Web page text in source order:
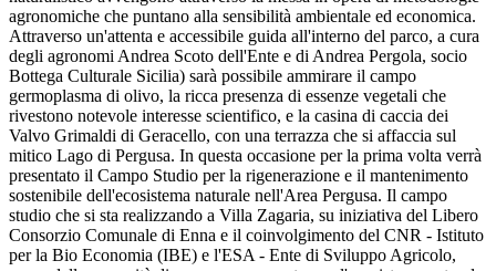
agronomiche che puntano alla sensibilità ambientale ed economica.
Attraverso un'attenta e accessibile guida all'interno del parco, a cura
degli agronomi Andrea Scoto dell'Ente e di Andrea Pergola, socio
Bottega Culturale Sicilia) sarà possibile ammirare il campo
germoplasma di olivo, la ricca presenza di essenze vegetali che
rivestono notevole interesse scientifico, e la casina di caccia dei
Valvo Grimaldi di Geracello, con una terrazza che si affaccia sul
mitico Lago di Pergusa. In questa occasione per la prima volta verrà
presentato il Campo Studio per la rigenerazione e il mantenimento
sostenibile dell'ecosistema naturale nell'Area Pergusa. Il campo
studio che si sta realizzando a Villa Zagaria, su iniziativa del Libero
Consorzio Comunale di Enna e il coinvolgimento del CNR - Istituto
per la Bio Economia (IBE) e l'ESA - Ente di Sviluppo Agricolo,